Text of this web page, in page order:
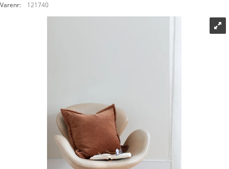
Varenr: 121740